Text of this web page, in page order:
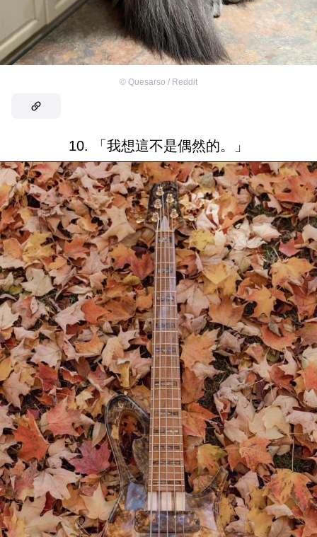
© Quesarso / Reddit
10. 「我想這不是偶然的。」